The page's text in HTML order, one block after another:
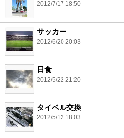
2012/7/17 18:50
サッカー
2012/6/20 20:03
日食
2012/5/22 21:20
タイベル交換
2012/5/12 18:03